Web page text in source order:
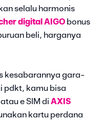
selalu harmonis
digital AIGO bonus
beli, harganya
kesabarannya gara-
pdkt, kamu bisa
e SIM di AXIS
kartu perdana